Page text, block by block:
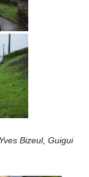
Bizeul, Guigui